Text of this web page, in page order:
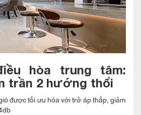
hòa trung tâm:
trần 2 hướng thổi
được tối ưu hóa với trở áp thấp, giảm